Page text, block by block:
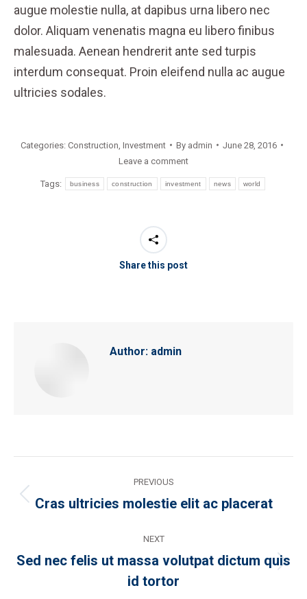
augue molestie nulla, at dapibus urna libero nec
dolor. Aliquam venenatis magna eu libero finibus
malesuada. Aenean hendrerit ante sed turpis
interdum consequat. Proin eleifend nulla ac augue
ultricies sodales.
Categories: Construction Investment By admin
June 28, 2016
Leave a comment
Tags: business construction investment news world
Share this post
Author: admin
navigation
PREVIOUS
Previous
Cras ultricies molestie elit ac placerat
NEXT
Next
post:
Sed nec felis ut massa volutpat dictum quis
id tortor